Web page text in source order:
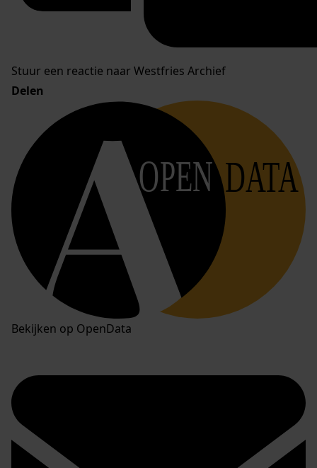
Stuur een reactie naar Westfries Archief
Delen
OPEN DATA
Bekijken op OpenData